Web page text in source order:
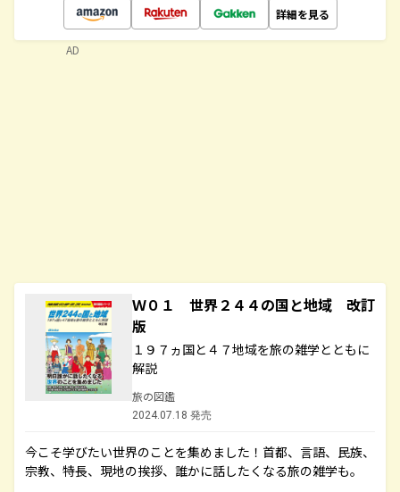
詳細を見る
Ｗ０１ 世界２４４の国と地域 改訂
版
１９７ヵ国と４７地域を旅の雑学とともに
解説
旅の図鑑
2024.07.18 発売
今こそ学びたい世界のことを集めました！首都、言語、民族、
宗教、特長、現地の挨拶、誰かに話したくなる旅の雑学も。
AD